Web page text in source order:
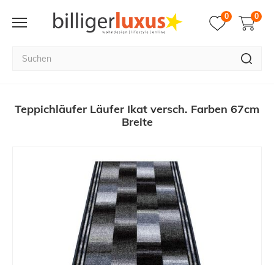
0 0
Teppichläufer Läufer Ikat versch. Farben 67cm
Breite